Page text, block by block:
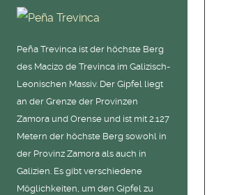
Peña Trevinca ist der höchste Berg
des Macizo de Trevinca im Galizisch-
Leonischen Massiv. Der Gipfel liegt
an der Grenze der Provinzen
Zamora und Orense und ist mit 2.127
Metern der höchste Berg sowohl in
der Provinz Zamora als auch in
Galizien. Es gibt verschiedene
Möglichkeiten, um den Gipfel zu